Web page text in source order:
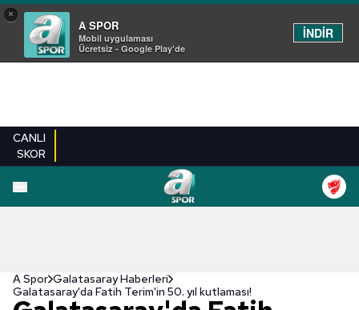
×
A SPOR
Mobil uygulaması
Ücretsiz - Google Play'de
İNDİR
CANLI
SKOR
A Spor Galatasaray Haberleri
Galatasaray'da Fatih Terim'in 50. yıl kutlaması!